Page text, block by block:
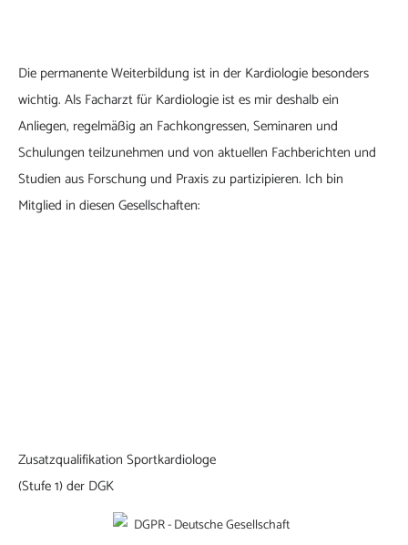
Die permanente Weiterbildung ist in der Kardiologie besonders
wichtig. Als Facharzt für Kardiologie ist es mir deshalb ein
Anliegen, regelmäßig an Fachkongressen, Seminaren und
Schulungen teilzunehmen und von aktuellen Fachberichten und
Studien aus Forschung und Praxis zu partizipieren. Ich bin
Mitglied in diesen Gesellschaften:
Zusatzqualifikation Sportkardiologe
(Stufe 1) der DGK